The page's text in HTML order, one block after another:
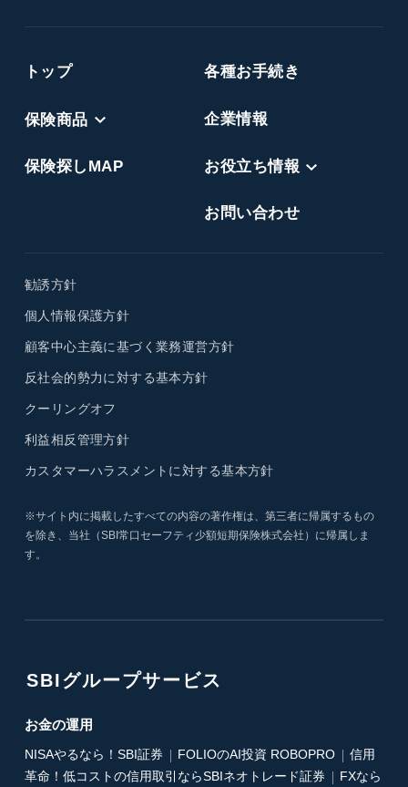
トップ
保険商品
保険探しMAP
各種お手続き
企業情報
お役立ち情報
お問い合わせ
勧誘方針
個人情報保護方針
顧客中心主義に基づく業務運営方針
反社会的勢力に対する基本方針
クーリングオフ
利益相反管理方針
カスタマーハラスメントに対する基本方針
※サイト内に掲載したすべての内容の著作権は、第三者に帰属するもの
を除き、当社（SBI常口セーフティ少額短期保険株式会社）に帰属しま
す。
SBIグループサービス
お金の運用
NISAやるなら！SBI証券 FOLIOのAI投資 ROBOPRO
信用
革命！低コストの信用取引ならSBIネオトレード証券
FXなら